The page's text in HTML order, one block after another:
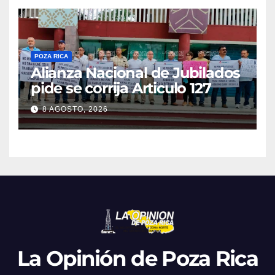
POZA RICA
Alianza Nacional de Jubilados
pide se corrija Articulo 127
8 AGOSTO, 2026
La Opinión de Poza Rica